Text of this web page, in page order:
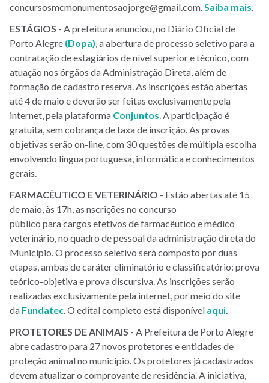
concursosmcmonumentosaojorge@gmail.com. Saiba mais
ESTÁGIOS - A prefeitura anunciou, no Diário Oficial de
Porto Alegre (Dopa) , a abertura de processo seletivo para a
contratação de estagiários de nível superior e técnico, com
atuação nos órgãos da Administração Direta, além de
formação de cadastro reserva. As inscrições estão abertas
até 4 de maio e deverão ser feitas exclusivamente pela
internet, pela plataforma Conjuntos . A participação é
gratuita, sem cobrança de taxa de inscrição. As provas
objetivas serão on-line, com 30 questões de múltipla escolha
envolvendo língua portuguesa, informática e conhecimentos
gerais.
FARMACÊUTICO EVETERINÁRIO - Estão abertas até 15
de maio, às 17h, as nscrições no concurso
público para cargos efetivos de farmacêutico e médico
veterinário, no quadro de pessoal da administração direta do
Município. O processo seletivo será composto por duas
etapas, ambas de caráter eliminatório e classificatório: prova
teórico-objetiva e prova discursiva. As inscrições serão
realizadas exclusivamente pela internet, por meio do site
da Fundatec . O edital completo está disponível aqui
PROTETORES DE ANIMAIS - A Prefeitura de Porto Alegre
abre cadastro para 27 novos protetores e entidades de
proteção animal no município. Os protetores já cadastrados
devem atualizar o comprovante de residência. A iniciativa,